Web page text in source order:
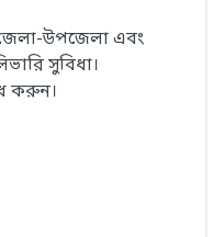
উপজেলা এবং
সুবিধা।
করুন।